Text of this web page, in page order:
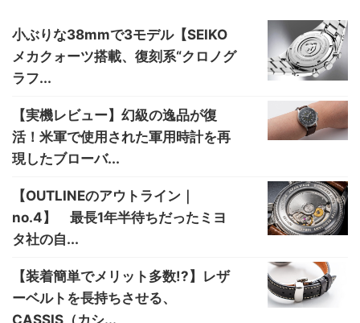
小ぶりな38mmで3モデル【SEIKO
メカクォーツ搭載、復刻系“クロノグ
ラフ...
【実機レビュー】幻級の逸品が復
活！米軍で使用された軍用時計を再
現したブローバ...
【OUTLINEのアウトライン｜
no.4】 最長1年半待ちだったミヨ
タ社の自...
【装着簡単でメリット多数!?】レザ
ーベルトを長持ちさせる、